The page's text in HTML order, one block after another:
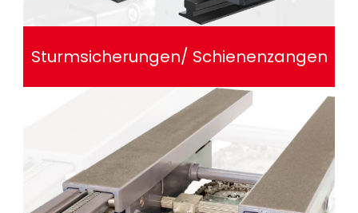
Sturmsicherungen/ Schienenzangen